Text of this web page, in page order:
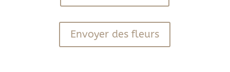
Envoyer des fleurs